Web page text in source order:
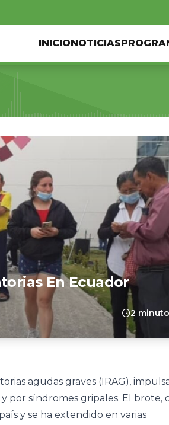
INICIONOTICIAS
En Ecuador
2
agudas graves (IRAG),
por síndromes gripales. El brote,
y se ha extendido en varias